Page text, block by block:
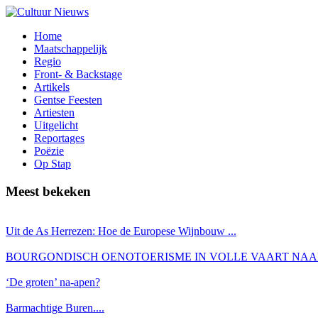
Home
Maatschappelijk
Regio
Front- & Backstage
Artikels
Gentse Feesten
Artiesten
Uitgelicht
Reportages
Poëzie
Op Stap
Meest bekeken
Uit de As Herrezen: Hoe de Europese Wijnbouw ...
BOURGONDISCH OENOTOERISME IN VOLLE VAART
‘De groten’ na-apen?
Barmachtige Buren....